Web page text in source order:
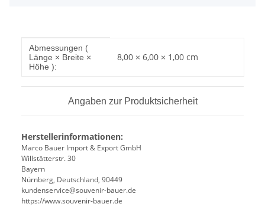
Produkteigenschaft
Wert
Abmessungen (
Länge × Breite ×
Höhe ):
8,00 × 6,00 × 1,00 cm
Angaben zur Produktsicherheit
Herstellerinformationen:
Marco Bauer Import & Export GmbH
Willstätterstr. 30
Bayern
Nürnberg, Deutschland, 90449
kundenservice@souvenir-bauer.de
https://www.souvenir-bauer.de